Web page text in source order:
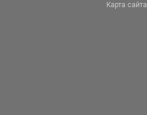
Карта сайта